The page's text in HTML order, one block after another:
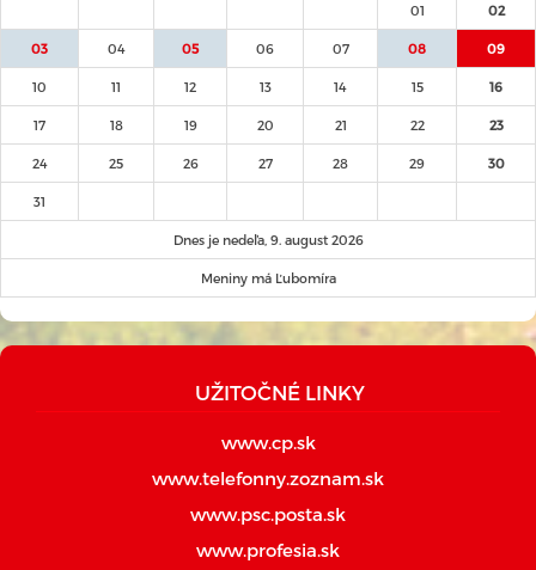
01 02
03 04 05 06 07 08 09
10 11 12 13 14 15 16
17 18 19 20 21 22 23
24 25 26 27 28 29 30
31
Dnes je nedeľa, 9. august 2026
Meniny má Ľubomíra
UŽITOČNÉ LINKY
www.cp.sk
www.telefonny.zoznam.sk
www.psc.posta.sk
www.profesia.sk